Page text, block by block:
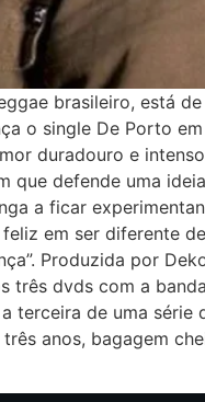
brasileiro, está
o single De Porto
duradouro e
defende uma
a ficar
em ser diferente
Produzida por
dvds com a
de uma
anos, bagagem